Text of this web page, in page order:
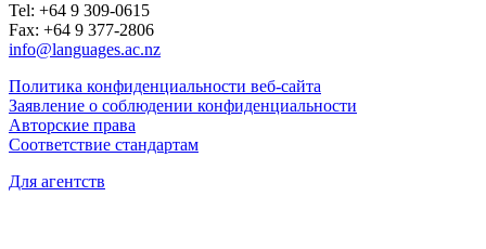
Tel: +64 9 309-0615
Fax: +64 9 377-2806
info@languages.ac.nz
Политика конфиденци­альности веб-сайта
Заявление о соблюдении конфиденциальности
Авторские права
Соответствие стандартам
Для агентств